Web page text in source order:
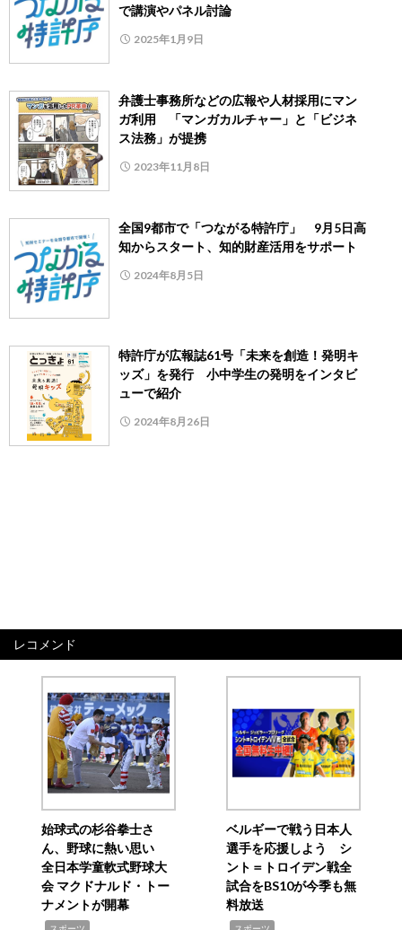
で講演やパネル討論
2025年1月9日
弁護士事務所などの広報や人材採用にマン
ガ利用 「マンガカルチャー」と「ビジネ
ス法務」が提携
2023年11月8日
全国9都市で「つながる特許庁」 9月5日高
知からスタート、知的財産活用をサポート
2024年8月5日
特許庁が広報誌61号「未来を創造！発明キ
ッズ」を発行 小中学生の発明をインタビ
ューで紹介
2024年8月26日
レコメンド
始球式の杉谷拳士さ
ん、野球に熱い思い
全日本学童軟式野球大
会 マクドナルド・トー
ナメントが開幕
スポーツ
ベルギーで戦う日本人
選手を応援しよう シ
ント＝トロイデン戦全
試合をBS10が今季も無
料放送
スポーツ